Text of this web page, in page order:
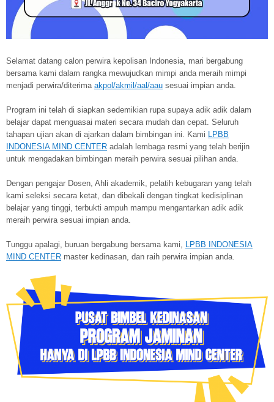
Selamat datang calon perwira kepolisan Indonesia, mari bergabung
bersama kami dalam rangka mewujudkan mimpi anda meraih mimpi
menjadi perwira/diterima akpol/akmil/aal/aau sesuai impian anda.
Program ini telah di siapkan sedemikian rupa supaya adik adik dalam
belajar dapat menguasai materi secara mudah dan cepat. Seluruh
tahapan ujian akan di ajarkan dalam bimbingan ini. Kami
LPBB
INDONESIA MIND CENTER adalah lembaga resmi yang telah berijin
untuk mengadakan bimbingan meraih perwira sesuai pilihan anda.
Dengan pengajar Dosen, Ahli akademik, pelatih kebugaran yang telah
kami seleksi secara ketat, dan dibekali dengan tingkat kedisiplinan
belajar yang tinggi, terbukti ampuh mampu mengantarkan adik adik
meraih perwira sesuai impian anda.
Tunggu apalagi, buruan bergabung bersama kami,
LPBB INDONESIA
MIND CENTER master kedinasan, dan raih perwira impian anda.